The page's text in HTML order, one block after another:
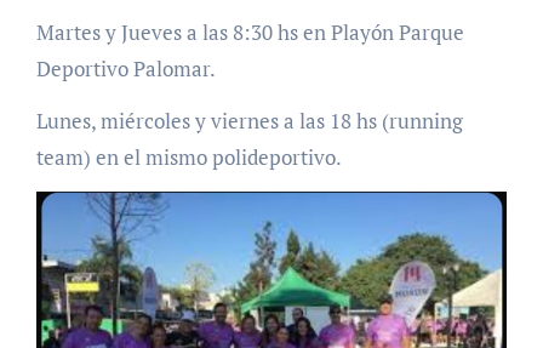
Martes y Jueves a las 8:30 hs en Playón Parque
Deportivo Palomar.
Lunes, miércoles y viernes a las 18 hs (running
team) en el mismo polideportivo.